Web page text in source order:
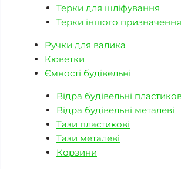
Терки для шліфування
Терки іншого призначення
Ручки для валика
Кюветки
Ємності будівельні
Відра будівельні
Відра будівельні металеві
Тази пластикові
Тази металеві
Корзини